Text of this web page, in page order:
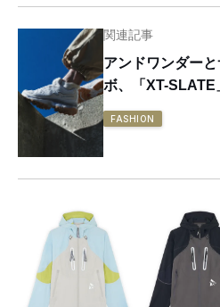
関連記事
アンドワンダー
ボ、「XT-SLATE
FASHION